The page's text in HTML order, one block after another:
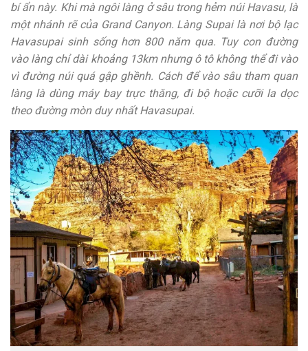
bí ẩn này. Khi mà ngôi làng ở sâu trong hẻm núi Havasu, là
một nhánh rẽ của Grand Canyon. Làng Supai là nơi bộ lạc
Havasupai sinh sống hơn 800 năm qua. Tuy con đường
vào làng chỉ dài khoảng 13km nhưng ô tô không thể đi vào
vì đường núi quá gập ghềnh. Cách để vào sâu tham quan
làng là dùng máy bay trực thăng, đi bộ hoặc cưỡi la dọc
theo đường mòn duy nhất Havasupai.